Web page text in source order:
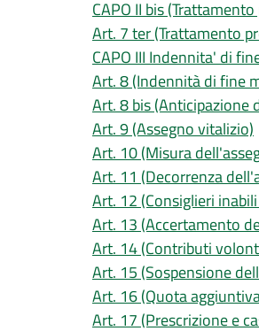
CAPO II bis
Art. 7 ter (Trattamento
CAPO III Indennita' di
Art. 8 (Indennità di fine
Art. 8 bis
Art. 9 (Assegno vitalizio)
Art. 10 (Misura
Art. 11 (Decorrenza
Art. 12 (Consiglieri
Art. 13 (Accertamento
Art. 14 (Contributi
Art. 15 (Sospensione
Art. 16 (Quota
Art. 17 (Prescrizione e